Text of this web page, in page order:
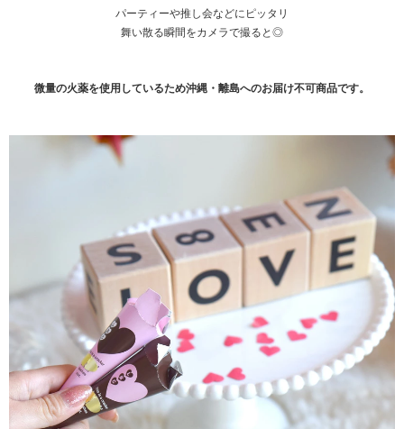
パーティーや推し会などにピッタリ
舞い散る瞬間をカメラで撮ると◎
微量の火薬を使用しているため沖縄・離島へのお届け不可商品です。